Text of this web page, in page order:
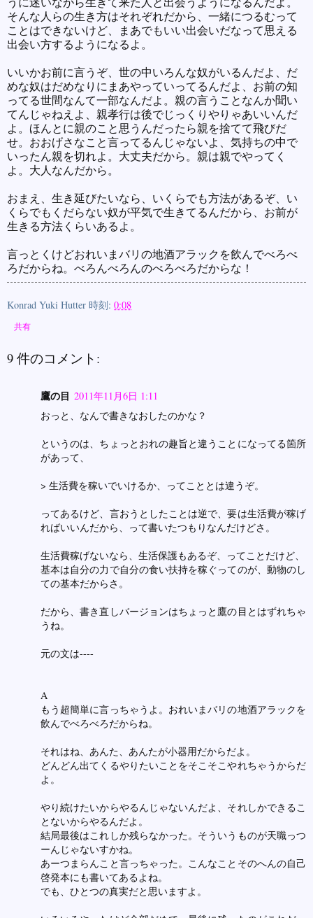
そんな人らの生き方はそれぞれだから、一緒につるむって
ことはできないけど、まあでもいい出会いだなって思える
出会い方するようになるよ。
いいかお前に言うぞ、世の中いろんな奴がいるんだよ、だ
めな奴はだめなりにまあやっていってるんだよ、お前の知
ってる世間なんて一部なんだよ。親の言うことなんか聞い
てんじゃねえよ、親孝行は後でじっくりやりゃあいいんだ
よ。ほんとに親のこと思うんだったら親を捨てて飛びだ
せ。おおげさなこと言ってるんじゃないよ、気持ちの中で
いったん親を切れよ。大丈夫だから。親は親でやってく
よ。大人なんだから。
おまえ、生き延びたいなら、いくらでも方法があるぞ、い
くらでもくだらない奴が平気で生きてるんだから、お前が
生きる方法くらいあるよ。
言っとくけどおれいまバリの地酒アラックを飲んでべろべ
ろだからね。べろんべろんのべろべろだからな！
Konrad Yuki Hutter 時刻: 0:08
共有
9 件のコメント:
鷹の目 2011年11月6日 1:11
おっと、なんで書きなおしたのかな？
というのは、ちょっとおれの趣旨と違うことになってる箇所
があって、
> 生活費を稼いでいけるか、ってこととは違うぞ。
ってあるけど、言おうとしたことは逆で、要は生活費が稼げ
ればいいんだから、って書いたつもりなんだけどさ。
生活費稼げないなら、生活保護もあるぞ、ってことだけど、
基本は自分の力で自分の食い扶持を稼ぐってのが、動物のし
ての基本だからさ。
だから、書き直しバージョンはちょっと鷹の目とはずれちゃ
うね。
元の文は----
A
もう超簡単に言っちゃうよ。おれいまバリの地酒アラックを
飲んでべろべろだからね。
それはね、あんた、あんたが小器用だからだよ。
どんどん出てくるやりたいことをそこそこやれちゃうからだ
よ。
やり続けたいからやるんじゃないんだよ、それしかできるこ
とないからやるんだよ。
結局最後はこれしか残らなかった。そういうものが天職っつ
ーんじゃないすかね。
あーつまらんこと言っちゃった。こんなことそのへんの自己
啓発本にも書いてあるよね。
でも、ひとつの真実だと思いますよ。